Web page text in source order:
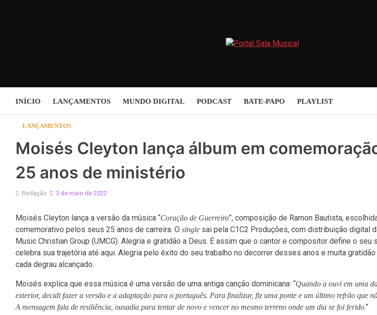
INÍCIO LANÇAMENTOS MUNDO DIGITAL PODCAST BATE-PAPO PLAYLIST
LANÇAMENTOS
Moisés Cleyton lança álbum em
25 anos de ministério
Redação 3 de maio de 2022
Moisés Cleyton lança a versão da música “Coração de Guerreiro”, composição de Ramon Bautista,
comemorativo pelos seus 25 anos de carreira. O single sai pela C1C2 Produções, com distribuição digital
Music Christian Group (UMCG). Alegria e gratidão a Deus. É assim que o cantor e compositor define o seu
celebra sua trajetória até aqui. Alegria pelo êxito do seu trabalho no decorrer desses anos e muita
cada degrau alcançado.
Moisés explica que essa música é uma versão de uma antiga canção dominicana: “Quando a ouvi em uma
exterior, decidi fazer a versão e a adaptação para o português. Para finalizar, fiz uma ponte e um último refrão que
A mensagem fala de resiliência, ousadia para tentar de novo e vencer no mesmo terreno onde um dia se foi ferido.”